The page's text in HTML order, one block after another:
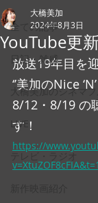
全ての記事
日記・雑感
大橋美加のシネマ
LIVE
テレビ・ラジオ
YouTube更
大橋美加
2024年8月3日
放送19年目を
‘’美加のNice
8/12・8/19 の
す！
https://